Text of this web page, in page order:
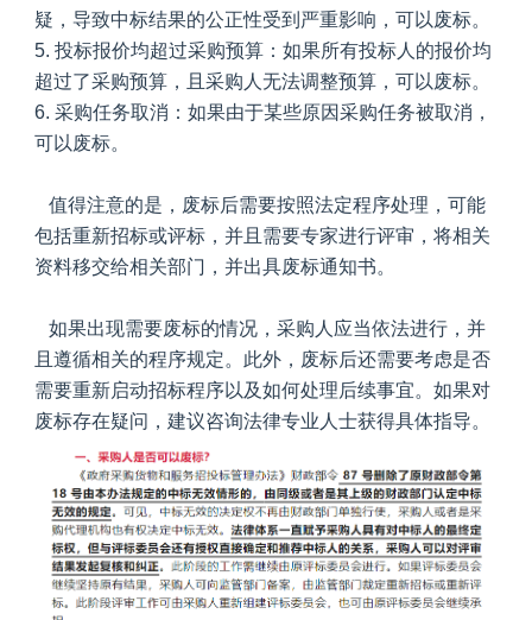
疑，导致中标结果的公正性受到严重影响，可以废标。
5. 投标报价均超过采购预算：如果所有投标人的报价均
超过了采购预算，且采购人无法调整预算，可以废标。
6. 采购任务取消：如果由于某些原因采购任务被取消，
可以废标。
值得注意的是，废标后需要按照法定程序处理，可能
包括重新招标或评标，并且需要专家进行评审，将相关
资料移交给相关部门，并出具废标通知书。
如果出现需要废标的情况，采购人应当依法进行，并
且遵循相关的程序规定。此外，废标后还需要考虑是否
需要重新启动招标程序以及如何处理后续事宜。如果对
废标存在疑问，建议咨询法律专业人士获得具体指导。